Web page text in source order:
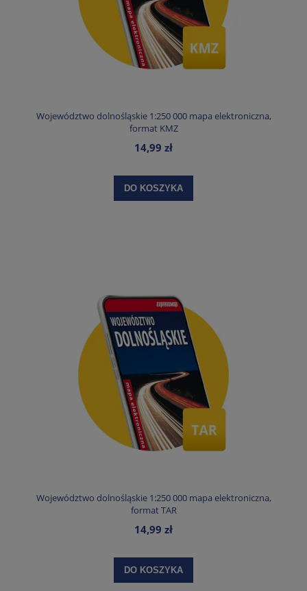
Województwo dolnośląskie 1:250 000 mapa elektroniczna,
format KMZ
14,99 zł
DO KOSZYKA
Województwo dolnośląskie 1:250 000 mapa elektroniczna,
format TAR
14,99 zł
DO KOSZYKA